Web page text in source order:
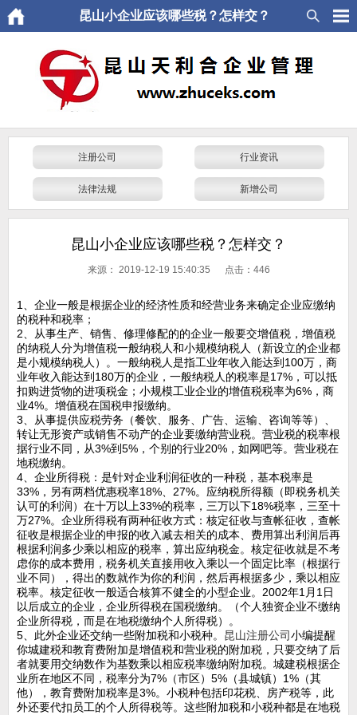
昆山小企业应该哪些税？怎样交？
注册公司 行业资讯
法律法规 新增公司
昆山小企业应该哪些税？怎样交？
来源： 2019-12-19 15:40:35 点击： 446
1、企业一般是根据企业的经济性质和经营业务来确定企业应缴纳
的税种和税率；
2、从事生产、销售、修理修配的的企业一般要交增值税，增值税
的纳税人分为增值税一般纳税人和小规模纳税人（新设立的企业都
是小规模纳税人）。一般纳税人是指工业年收入能达到100万，商
业年收入能达到180万的企业，一般纳税人的税率是17%，可以抵
扣购进货物的进项税金；小规模工业企业的增值税税率为6%，商
业4%。增值税在国税申报缴纳。
3、从事提供应税劳务（餐饮、服务、广告、运输、咨询等等）、
转让无形资产或销售不动产的企业要缴纳营业税。营业税的税率根
据行业不同，从3%到5%，个别的行业20%，如网吧等。营业税在
地税缴纳。
4、企业所得税：是针对企业利润征收的一种税，基本税率是
33%，另有两档优惠税率18%、27%。应纳税所得额（即税务机关
认可的利润）在十万以上33%的税率，三万以下18%税率，三至十
万27%。企业所得税有两种征收方式：核定征收与查帐征收，查帐
征收是根据企业的申报的收入减去相关的成本、费用算出利润后再
根据利润多少乘以相应的税率，算出应纳税金。核定征收就是不考
虑你的成本费用，税务机关直接用收入乘以一个固定比率（根据行
业不同），得出的数就作为你的利润，然后再根据多少，乘以相应
税率。核定征收一般适合核算不健全的小型企业。2002年1月1日
以后成立的企业，企业所得税在国税缴纳。（个人独资企业不缴纳
企业所得税，而是在地税缴纳个人所得税）。
5、此外企业还交纳一些附加税和小税种。 昆山注册公司小编提醒
你城建税和教育费附加是增值税和营业税的附加税，只要交纳了后
者就要用交纳数作为基数乘以相应税率缴纳附加税。城建税根据企
业所在地区不同，税率分为7%（市区）5%（县城镇）1%（其
他），教育费附加税率是3%。小税种包括印花税、房产税等，此
外还要代扣员工的个人所得税等。这些附加税和小税种都是在地税